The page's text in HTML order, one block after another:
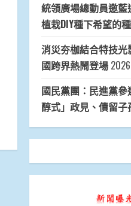
統領廣場總動員邀
植栽DIY種下希望的
消災夯枷結合特技
國跨界熱鬧登場
國民黨團：民進黨
醇式」政見、債留子